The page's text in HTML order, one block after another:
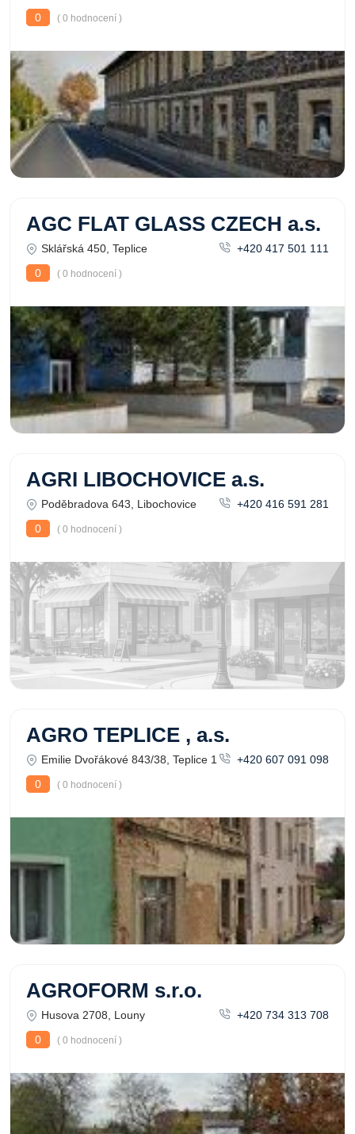
0
( 0 hodnocení )
AGC FLAT GLASS CZECH a.s.
Sklářská 450, Teplice
+420 417 501 111
0
( 0 hodnocení )
AGRI LIBOCHOVICE a.s.
Poděbradova 643, Libochovice
+420 416 591 281
0
( 0 hodnocení )
AGRO TEPLICE , a.s.
Emilie Dvořákové 843/38, Teplice 1
+420 607 091 098
0
( 0 hodnocení )
AGROFORM s.r.o.
Husova 2708, Louny
+420 734 313 708
0
( 0 hodnocení )